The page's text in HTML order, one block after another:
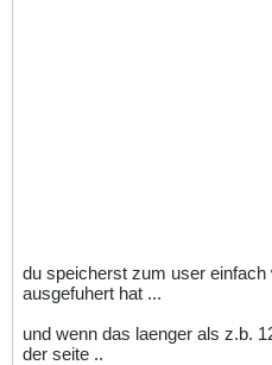
du speicherst zum user einfach
ausgefuhert hat ...
und wenn das laenger als z.b.
der seite ..